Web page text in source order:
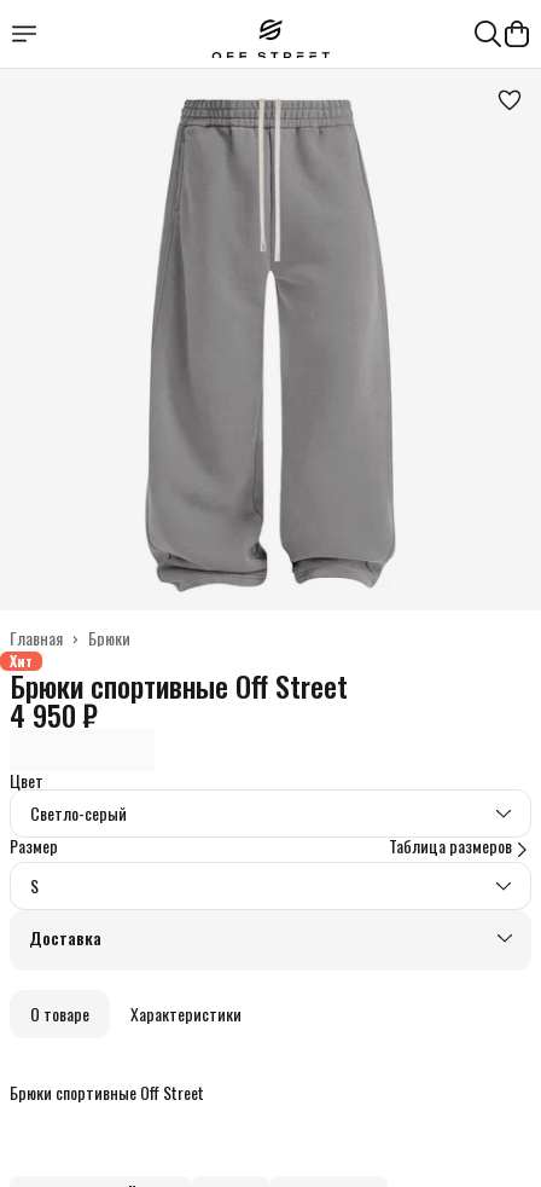
Брюки
Главная ›
Хит
Брюки спортивные Off Street
4 950 ₽
Цвет
Светло-серый
Размер
Таблица размеров
S
Доставка
О товаре Характеристики
Брюки спортивные Off Street